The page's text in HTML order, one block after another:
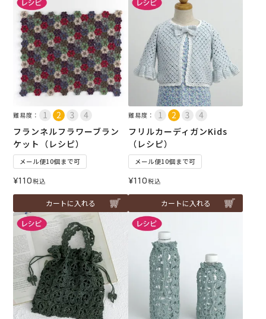
難易度：
フランネルフラワーブラン
ケット（レシピ）
メール便10個まで可
¥110税込
カートに入れる
難易度：
フリルカーディガンKids
（レシピ）
メール便10個まで可
¥110税込
カートに入れる